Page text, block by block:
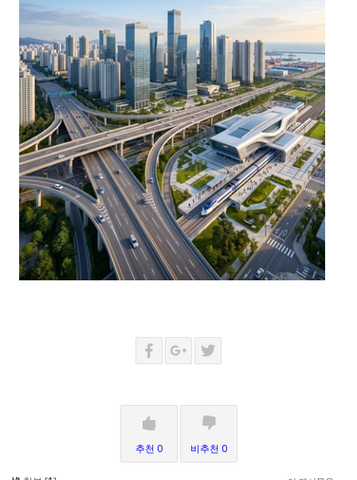
추천 0 비추천 0